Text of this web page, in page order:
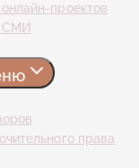
проектов
СМИ
права